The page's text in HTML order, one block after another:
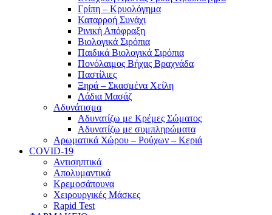
Γρίπη – Κρυολόγημα
Καταρροή Συνάχι
Ρινική Απόφραξη
Βιολογικά Σιρόπια
Παιδικά Βιολογικά Σιρόπια
Πονόλαιμος Βήχας Βραχνάδα
Παστίλιες
Ξηρά – Σκασμένα Χείλη
Λάδια Μασάζ
Αδυνάτισμα
Αδυνατίζω με Κρέμες Σώματος
Αδυνατίζω με συμπληρώματα
Αρωματικά Χώρου – Ρούχων – Κεριά
COVID-19
Αντισηπτικά
Απολυμαντικά
Κρεμοσάπουνα
Χειρουργικές Μάσκες
Rapid Test